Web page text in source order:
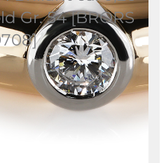
Gr. 54 [BRORS